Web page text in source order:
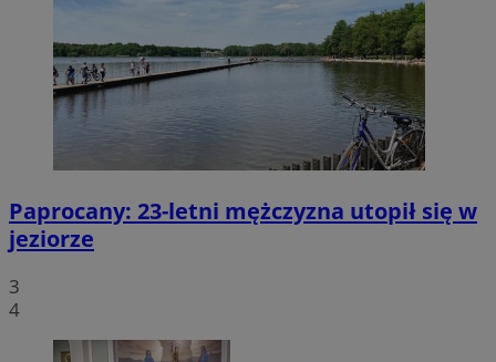
Paprocany: 23-letni mężczyzna utopił się w
jeziorze
3
4